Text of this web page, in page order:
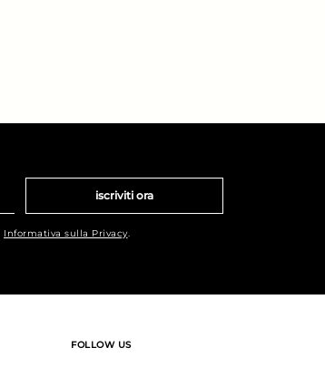
iscriviti ora
Informativa sulla Privacy.
FOLLOW US